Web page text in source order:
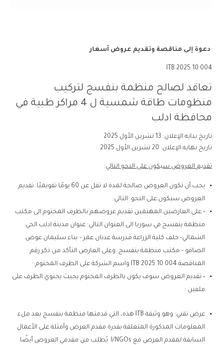
دعوة إلى مناقصة وتقديم عروض أسعار
ITB 2025 10 004
تعاقد لصالح منظمة بنفسج لتركيب
منظومات طاقة شمسية ل 4 مراكز طبية في
محافظة ادلب
تاريخ بدايه الإعلان: 13 تشرين الأول 2025
تاريخ نهايه الإعلان: 20 تشرين الأول 2025
تقديم العروض سيكون على النحو التالي:
يجب أن تكون العروض صالحة لمدة لا تقل عن 60 يومًا تقويميًا. تقديم
العروض سيكون على النحو التالي:
• على العارضين المهتمين تقديم عروضهم بالظرف المختوم الى مكتب
منظمة بنفسج في سوريا الى العنوان التالي: عنوان مدينة ادلب الحي
الشمالي- خلف كلية الزراعة مدرسة عدنان عمر – بناء سليمان عوض
الصافو – مكتب منظمة بنفسج. وعلى العارض التأكد من ذكر رقم
المناقصة ITB 2025 10 004 واسم الشركة على الظرف المختوم.
• تقديم العروض سوف يكون بالظرف المختوم بحيث يحتوي الظرف على
ملفين :
عرض تقني: وهو وثيقة ITB هذه، التي قدمتها منظمة بنفسج بعد ملء
المعلومات المذكورة المتعلقة بقدرة مقدم العرض وأمثلة على الأعمال
السابقة لمقدم العرض مع I/NGOs. يُطلب من مقدمي العروض أيضًا